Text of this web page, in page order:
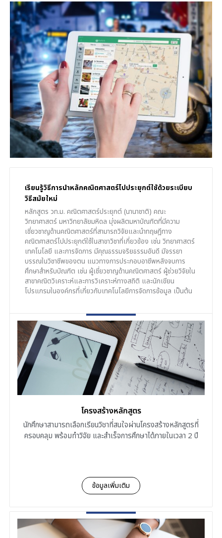
เรียนรู้วิธีการนำหลักคณิตศาสตร์ไปประยุกต์ใช้ด้วยระเบียบ
วิธีสมัยใหม่
หลักสูตร วท.ม. คณิตศาสตร์ประยุกต์ (นานาชาติ) คณะ
วิทยาศาสตร์ มหาวิทยาลัยมหิดล มุ่งผลิตมหาบัณฑิตที่มีความ
เชี่ยวชาญด้านคณิตศาสตร์ที่สามารถวิจัยและนำทฤษฎีทาง
คณิตศาสตร์ไปประยุกต์ใช้ในสาขาวิชาที่เกี่ยวข้อง เช่น วิทยาศาสตร์
เทคโนโลยี และการจัดการ มีคุณธรรมจริยธรรมอันดี มีจรรยา
บรรณในวิชาชีพของตน แนวทางการประกอบอาชีพหลังจบการ
ศึกษาสำหรับบัณฑิต เช่น ผู้เชี่ยวชาญด้านคณิตศาสตร์ ผู้ช่วยวิจัยใน
สาขาคณิตวิเคราะห์และการวิเคราะห์ทางสถิติ และนักเขียน
โปรแกรมในองค์กรที่เกี่ยวกับเทคโนโลยีการจัดการข้อมูล เป็นต้น
โครงสร้างหลักสูตร
นักศึกษาสามารถเลือกเรียนวิชาที่สนใจผ่านโครงสร้างหลักสูตรที่
ครอบคลุม พร้อมทำวิจัย และสำเร็จการศึกษาได้ภายในเวลา 2 ปี
ข้อมูลเพิ่มเติม